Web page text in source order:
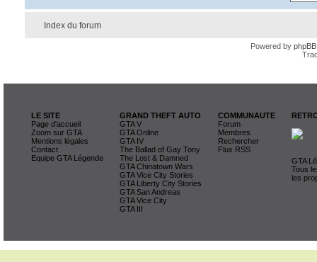
Index du forum
Powered by phpBB
LE SITE
Page d'accueil
Zoom sur GTA
Mentions légales
Contact
Equipe GTA Légende
GRAND THEFT AUTO
GTA V
GTA Online
GTA IV
The Ballad of Gay Tony
The Lost & Damned
GTA Chinatown Wars
GTA Vice City Stories
GTA Liberty City Stories
GTA San Andreas
GTA Vice City
GTA III
COMMUNAUTE
Forum
Membres
Rechercher
Flux RSS
GTA
Tous
les